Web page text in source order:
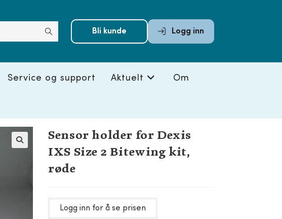
Bli kunde Logg inn
Service og support Aktuelt Om
Sensor holder for Dexis
IXS Size 2 Bitewing kit,
røde
Logg inn for å se prisen